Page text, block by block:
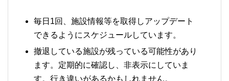
毎日1回、施設情報等を取得しアップデート
できるようにスケジュールしています。
撤退している施設が残っている可能性があり
ます。定期的に確認し、非表示にしていま
す。行き違いがあるかもしれません。